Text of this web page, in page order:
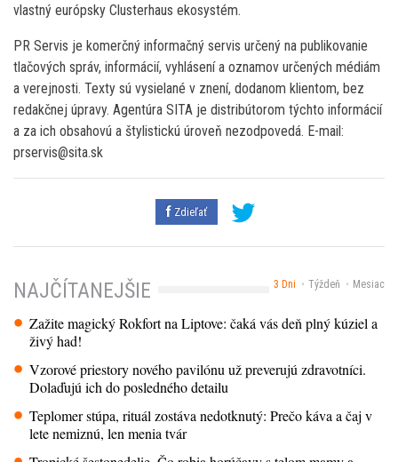
vlastný európsky Clusterhaus ekosystém.
PR Servis je komerčný informačný servis určený na publikovanie
tlačových správ, informácií, vyhlásení a oznamov určených médiám
a verejnosti. Texty sú vysielané v znení, dodanom klientom, bez
redakčnej úpravy. Agentúra SITA je distribútorom týchto informácií
a za ich obsahovú a štylistickú úroveň nezodpovedá. E-mail:
prservis@sita.sk
Zdieľať
3 Dni Týždeň Mesiac
NAJČÍTANEJŠIE
Zažite magický Rokfort na Liptove: čaká vás deň plný kúziel a
živý had!
Vzorové priestory nového pavilónu už preverujú zdravotníci.
Dolaďujú ich do posledného detailu
Teplomer stúpa, rituál zostáva nedotknutý: Prečo káva a čaj v
lete nemiznú, len menia tvár